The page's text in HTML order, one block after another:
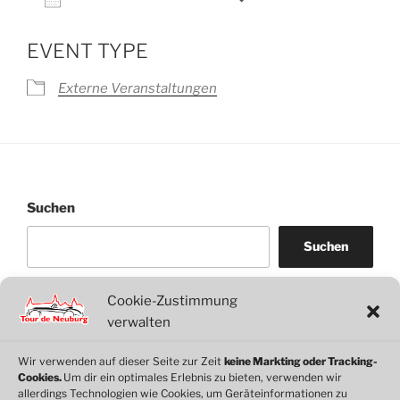
Cookie-Zustimmung
verwalten
Wir verwenden auf dieser Seite zur Zeit keine Markting oder Tracking-
Cookies. Um dir ein optimales Erlebnis zu bieten, verwenden wir
allerdings Technologien wie Cookies, um Geräteinformationen zu
EVENT TYPE
Externe Veranstaltungen
Suchen
Suchen
WordPress
WhatsApp
Facebook
Link
© 2026 Motorclub Neuburg e.V.